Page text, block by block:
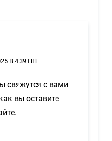
В 4:39 ПП
свяжутся с вами
вы оставите